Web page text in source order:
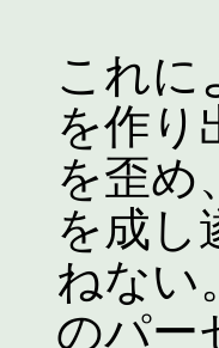
これに
を作り
を歪め
を成し
ねない
のパー